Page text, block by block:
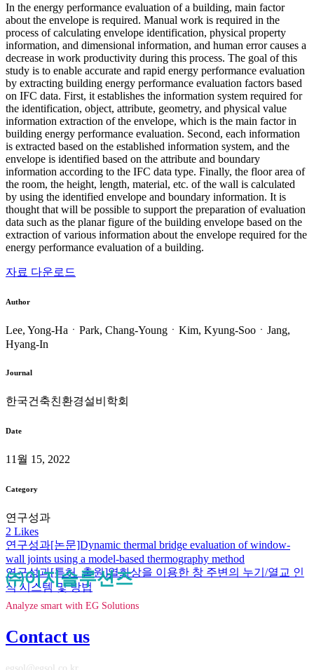
In the energy performance evaluation of a building, main factor
about the envelope is required. Manual work is required in the
process of calculating envelope identification, physical property
information, and dimensional information, and human error causes a
decrease in work productivity during this process. The goal of this
study is to enable accurate and rapid energy performance evaluation
by extracting building energy performance evaluation factors based
on IFC data. First, it establishes the information system required for
the identification, object, attribute, geometry, and physical value
information extraction of the envelope, which is the main factor in
building energy performance evaluation. Second, each information
is extracted based on the established information system, and the
envelope is identified based on the attribute and boundary
information according to the IFC data type. Finally, the floor area of
the room, the height, length, material, etc. of the wall is calculated
by using the identified envelope and boundary information. It is
thought that will be possible to support the preparation of evaluation
data such as the planar figure of the building envelope based on the
extraction of various information about the envelope required for the
energy performance evaluation of a building.
자료 다운로드
Author
Lee, Yong-HaㆍPark, Chang-YoungㆍKim, Kyung-SooㆍJang,
Hyang-In
Journal
한국건축친환경설비학회
Date
11월 15, 2022
Category
연구성과
2 Likes
연구성과[논문]Dynamic thermal bridge evaluation of window-
wall joints using a model-based thermography method
연구성과[특허_출원]열화상을 이용한 창 주변의 누기/열교 인
식 시스템 및 방법
㈜이지솔루션즈
Analyze smart with EG Solutions
Contact us